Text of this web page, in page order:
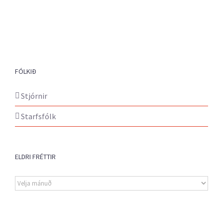
FÓLKIÐ
Stjórnir
Starfsfólk
ELDRI FRÉTTIR
Eldri
fréttir